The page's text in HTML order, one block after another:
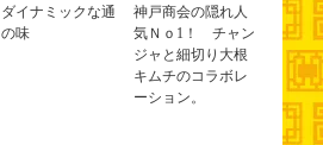
ダイナミックな通
の味
神戸商会の隠れ人
気Ｎｏ1！ チャン
ジャと細切り大根
キムチのコラボレ
ーション。